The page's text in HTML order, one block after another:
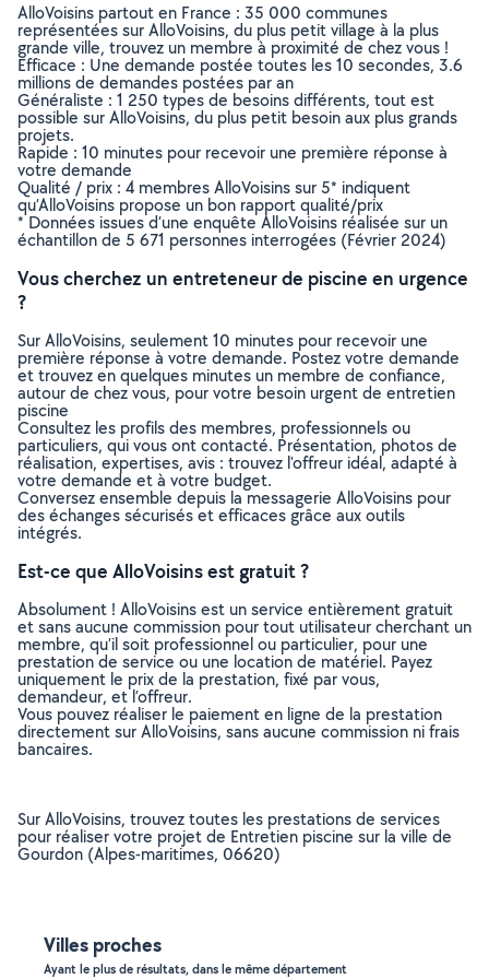
AlloVoisins partout en France : 35 000 communes
représentées sur AlloVoisins, du plus petit village à la plus
grande ville, trouvez un membre à proximité de chez vous !
Efficace : Une demande postée toutes les 10 secondes, 3.6
millions de demandes postées par an
Généraliste : 1 250 types de besoins différents, tout est
possible sur AlloVoisins, du plus petit besoin aux plus grands
projets.
Rapide : 10 minutes pour recevoir une première réponse à
votre demande
Qualité / prix : 4 membres AlloVoisins sur 5* indiquent
qu’AlloVoisins propose un bon rapport qualité/prix
* Données issues d’une enquête AlloVoisins réalisée sur un
échantillon de 5 671 personnes interrogées (Février 2024)
Vous cherchez un entreteneur de piscine en urgence
?
Sur AlloVoisins, seulement 10 minutes pour recevoir une
première réponse à votre demande. Postez votre demande
et trouvez en quelques minutes un membre de confiance,
autour de chez vous, pour votre besoin urgent de entretien
piscine
Consultez les profils des membres, professionnels ou
particuliers, qui vous ont contacté. Présentation, photos de
réalisation, expertises, avis : trouvez l'offreur idéal, adapté à
votre demande et à votre budget.
Conversez ensemble depuis la messagerie AlloVoisins pour
des échanges sécurisés et efficaces grâce aux outils
intégrés.
Est-ce que AlloVoisins est gratuit ?
Absolument ! AlloVoisins est un service entièrement gratuit
et sans aucune commission pour tout utilisateur cherchant un
membre, qu’il soit professionnel ou particulier, pour une
prestation de service ou une location de matériel. Payez
uniquement le prix de la prestation, fixé par vous,
demandeur, et l’offreur.
Vous pouvez réaliser le paiement en ligne de la prestation
directement sur AlloVoisins, sans aucune commission ni frais
bancaires.
Sur AlloVoisins, trouvez toutes les prestations de services
pour réaliser votre projet de Entretien piscine sur la ville de
Gourdon (Alpes-maritimes, 06620)
Villes proches
Ayant le plus de résultats, dans le même département